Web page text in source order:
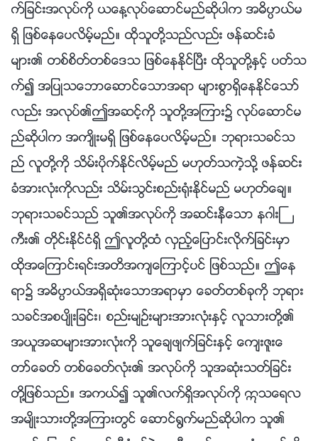
က္ျခင္းအလုပ္ကို ယေန႔လုပ္ေဆာင္မည္ဆိုပါက အဓိပၸာယ္မ
ရွိ ျဖစ္ေနေပလိမ့္မည္။ ထိုသူတို႔သည္လည္း ဖန္ဆင္းခံ
မ်ား၏ တစ္စိတ္တစ္ေဒသ ျဖစ္ေနႏိုင္ၿပီး ထိုသူတို႔ႏွင့္ ပတ္သ
က္၍ အျပဳသေဘာေဆာင္ေသာအရာ မ်ားစြာရွိေနႏိုင္ေသာ္
လည္း အလုပ္၏ဤအဆင့္ကို သူတို႔အၾကား၌ လုပ္ေဆာင္မ
ည္ဆိုပါက အက်ိဳးမရွိ ျဖစ္ေနေပလိမ့္မည္။ ဘုရားသခင္သ
ည္ လူတို႔ကို သိမ္းပိုက္ႏိုင္လိမ့္မည္ မဟုတ္သကဲ့သို႔ ဖန္ဆင္း
ခံအားလုံးကိုလည္း သိမ္းသြင္းစည္း႐ုံးႏိုင္မည္ မဟုတ္ေခ်။
ဘုရားသခင္သည္ သူ၏အလုပ္ကို အဆင္းနီေသာ နဂါးႀ
ကီး၏ တိုင္းႏိုင္ငံရွိ ဤလူတို႔ထံ လွည့္ေျပာင္းလိုက္ျခင္းမွာ
ထိုအေၾကာင္းရင္းအတိအက်ေၾကာင့္ပင္ ျဖစ္သည္။ ဤေန
ရာ၌ အဓိပၸာယ္အရွိဆုံးေသာအရာမွာ ေခတ္တစ္ခုကို ဘုရား
သခင္အစပ်ိဳးျခင္း၊ စည္းမ်ဥ္းမ်ားအားလုံးႏွင့္ လူသားတို႔၏
အယူအဆမ်ားအားလုံးကို သူေခ်ဖ်က္ျခင္းႏွင့္ ေက်းဇူးေ
တာ္ေခတ္ တစ္ေခတ္လုံး၏ အလုပ္ကို သူအဆုံးသတ္ျခင္း
တို႔ျဖစ္သည္။ အကယ္၍ သူ၏လက္ရွိအလုပ္ကို ဣသေရလ
အမ်ိဳးသားတို႔အၾကားတြင္ ေဆာင္႐ြက္မည္ဆိုပါက သူ၏